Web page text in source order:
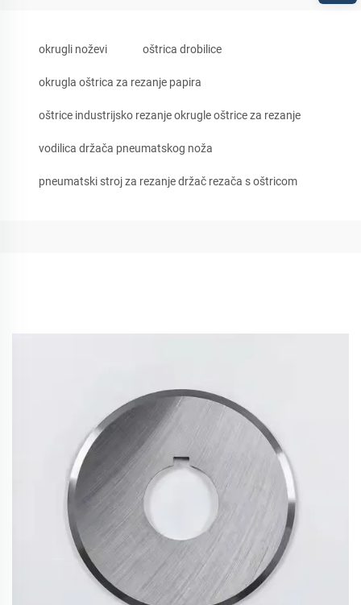
okrugli noževi oštrica drobilice
okrugla oštrica za rezanje papira
oštrice industrijsko rezanje okrugle oštrice za rezanje
vodilica držača pneumatskog noža
pneumatski stroj za rezanje držač rezača s oštricom